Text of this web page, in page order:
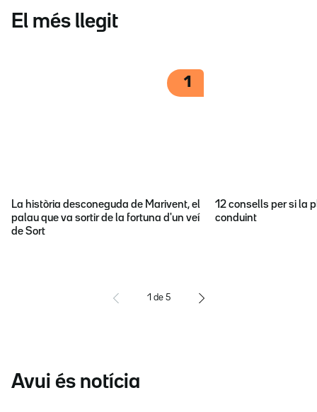
El més llegit
1
La història desconeguda de Marivent, el
palau que va sortir de la fortuna d'un veí
de Sort
12 consells per si la
conduint
1 de 5
Avui és notícia